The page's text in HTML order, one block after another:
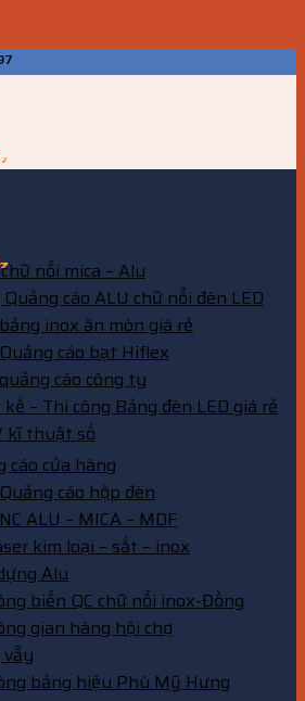
nổi mica – Alu
cáo ALU chữ nổi đèn LED
inox ăn mòn giá rẻ
cáo bạt Hiflex
cáo công ty
– Thi công Bảng đèn LED giá rẻ
kĩ thuật số
cáo cửa hàng
cáo hộp đèn
ALU – MICA – MDF
kim loại – sắt – inox
Alu
biển QC chữ nổi inox-Đồng
gian hàng hội chợ
bảng hiệu Phú Mỹ Hưng